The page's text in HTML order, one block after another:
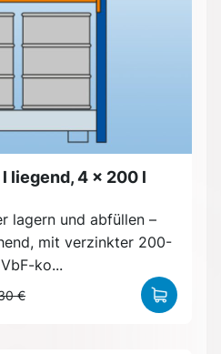
liegend, 4 x 200 l
lagern und abfüllen –
mit verzinkter 200-
ko...
€